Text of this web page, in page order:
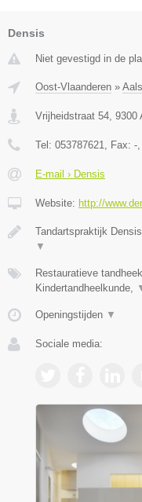
Densis
Niet gevestigd in de
Oost-Vlaanderen »
Vrijheidstraat 54, 9300
Tel: 053787621, Fax: -
E-mail › Densis
Website: http://
Tandartspraktijk
▼
Restauratieve
Kindertandheelkunde,
Openingstijden ▼
Sociale media: